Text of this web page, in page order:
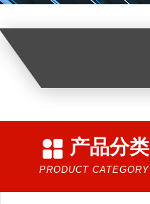
产品分类
PRODUCT CATEGORY